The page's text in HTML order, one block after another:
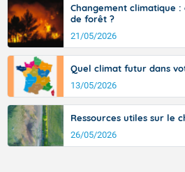
Changement climatique
de forêt ?
21/05/2026
Quel climat futur dans
13/05/2026
Ressources utiles sur le
26/05/2026